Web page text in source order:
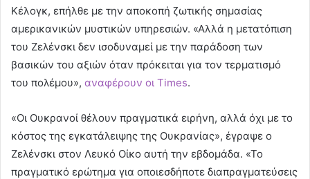
Κέλογκ, επήλθε με την αποκοπή ζωτικής σημασίας
αμερικανικών μυστικών υπηρεσιών. «Αλλά η μετατόπιση
του Ζελένσκι δεν ισοδυναμεί με την παράδοση των
βασικών του αξιών όταν πρόκειται για τον τερματισμό
του πολέμου», αναφέρουν οι Times.
«Οι Ουκρανοί θέλουν πραγματικά ειρήνη, αλλά όχι με το
κόστος της εγκατάλειψης της Ουκρανίας», έγραψε ο
Ζελένσκι στον Λευκό Οίκο αυτή την εβδομάδα. «Το
πραγματικό ερώτημα για οποιεσδήποτε διαπραγματεύσεις